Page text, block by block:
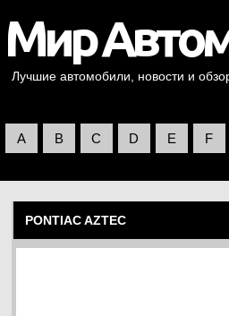
Лучшие автомобили, новости и
A B C D E F
PONTIAC AZTEC